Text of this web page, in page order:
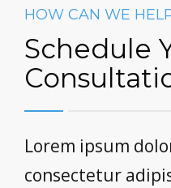
HOW CAN WE
Schedule
Lorem ipsum
consectetur